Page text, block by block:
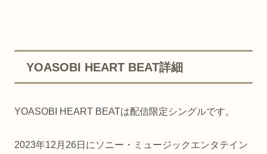
YOASOBI HEART BEAT詳細
YOASOBI HEART BEATは配信限定シングルです。
2023年12月26日にソニー・ミュージックエンタテイン